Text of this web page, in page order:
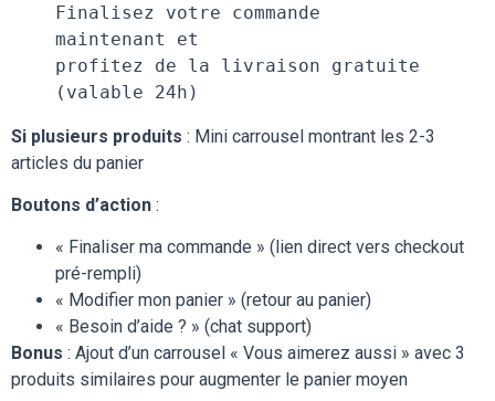
Finalisez votre commande
maintenant et
profitez de la livraison gratuite
(valable 24h)
Si plusieurs produits : Mini carrousel montrant les 2-3
articles du panier
Boutons d’action :
« Finaliser ma commande » (lien direct vers checkout
pré-rempli)
« Modifier mon panier » (retour au panier)
« Besoin d’aide ? » (chat support)
Bonus : Ajout d’un carrousel « Vous aimerez aussi » avec 3
produits similaires pour augmenter le panier moyen